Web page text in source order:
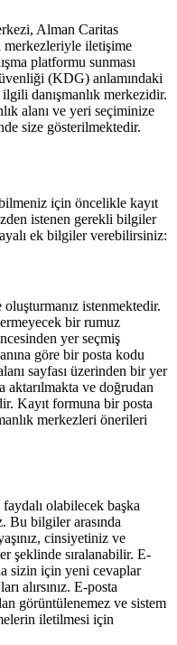
Alman Caritas
merkezleriyle iletişime
platformu sunması
(KDG) anlamındaki
danışmanlık merkezidir.
alanı ve yeri seçiminize
size gösterilmektedir.
için öncelikle kayıt
istenen gerekli bilgiler
ek bilgiler verebilirsiniz:
oluşturmanız istenmektedir.
bir rumuz
yer seçmiş
göre bir posta kodu
sayfası üzerinden bir yer
aktarılmakta ve doğrudan
Kayıt formuna bir posta
merkezleri önerileri
faydalı olabilecek başka
Bu bilgiler arasında
cinsiyetiniz ve
şeklinde sıralanabilir. E-
sizin için yeni cevaplar
alırsınız. E-posta
görüntülenemez ve sistem
iletilmesi için